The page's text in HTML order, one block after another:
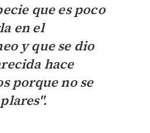
que es poco
en el
y que se dio
hace
porque no se